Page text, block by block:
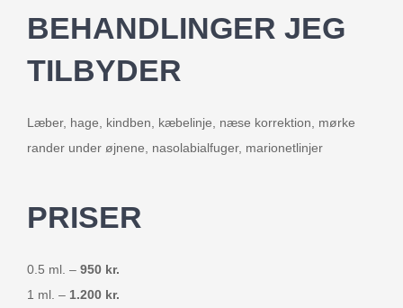
BEHANDLINGER JEG
TILBYDER
Læber, hage, kindben, kæbelinje, næse korrektion, mørke
rander under øjnene, nasolabialfuger, marionetlinjer
PRISER
0.5 ml. – 950 kr.
1 ml. – 1.200 kr.